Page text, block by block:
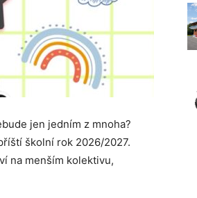
jen jedním z mnoha?
školní rok 2026/2027.
na menším kolektivu,